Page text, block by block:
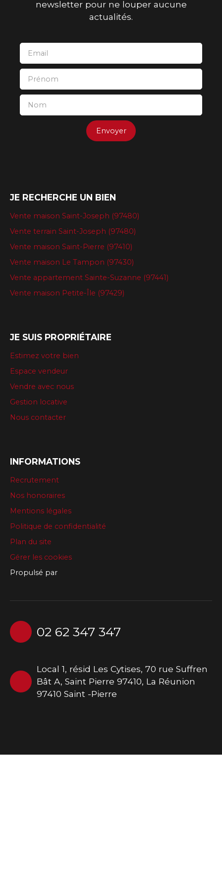
newsletter pour ne louper aucune
actualités.
Email
Prénom
Nom
Envoyer
JE RECHERCHE UN BIEN
Vente maison Saint-Joseph (97480)
Vente terrain Saint-Joseph (97480)
Vente maison Saint-Pierre (97410)
Vente maison Le Tampon (97430)
Vente appartement Sainte-Suzanne (97441)
Vente maison Petite-Île (97429)
JE SUIS PROPRIÉTAIRE
Estimez votre bien
Espace vendeur
Vendre avec nous
Gestion locative
Nous contacter
INFORMATIONS
Recrutement
Nos honoraires
Mentions légales
Politique de confidentialité
Plan du site
Gérer les cookies
Propulsé par
02 62 347 347
Local 1, résid Les Cytises, 70 rue Suffren
Bât A, Saint Pierre 97410, La Réunion
97410 Saint -Pierre